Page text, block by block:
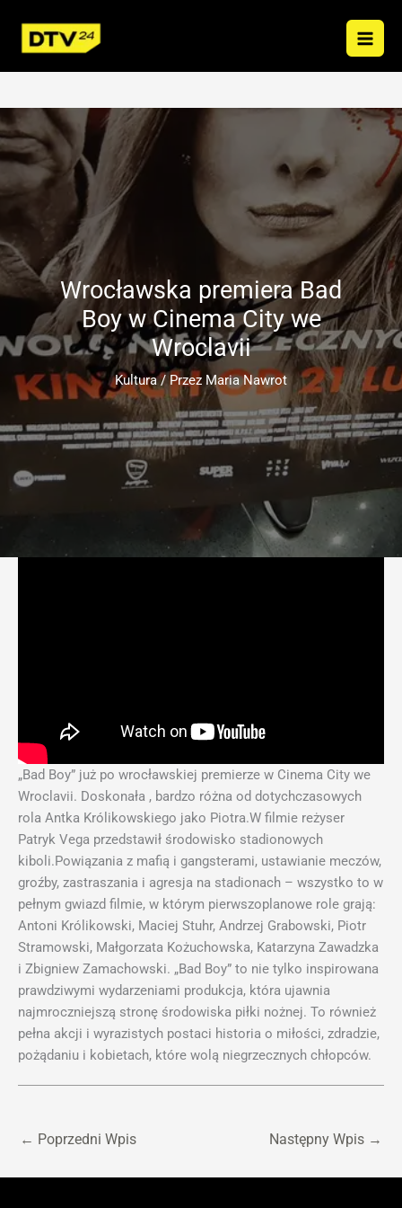
treści
Wrocławska premiera Bad
Boy w Cinema City we
Wroclavii
Kultura/ Przez Maria Nawrot
„Bad Boy” już po wrocławskiej premierze w Cinema City we
Wroclavii. Doskonała , bardzo różna od dotychczasowych
rola Antka Królikowskiego jako Piotra.W filmie reżyser
Patryk Vega przedstawił środowisko stadionowych
kiboli.Powiązania z mafią i gangsterami, ustawianie meczów,
groźby, zastraszania i agresja na stadionach – wszystko to w
pełnym gwiazd filmie, w którym pierwszoplanowe role grają:
Antoni Królikowski, Maciej Stuhr, Andrzej Grabowski, Piotr
Stramowski, Małgorzata Kożuchowska, Katarzyna Zawadzka
i Zbigniew Zamachowski. „Bad Boy” to nie tylko inspirowana
prawdziwymi wydarzeniami produkcja, która ujawnia
najmroczniejszą stronę środowiska piłki nożnej. To również
pełna akcji i wyrazistych postaci historia o miłości, zdradzie,
pożądaniu i kobietach, które wolą niegrzecznych chłopców.
← Poprzedni Wpis Następny Wpis →